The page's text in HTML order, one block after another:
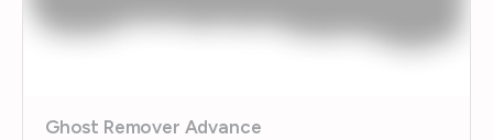
Ghost Remover Advance